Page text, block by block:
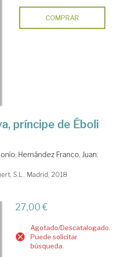
COMPRAR
príncipe de Éboli
; Hernández Franco, Juan;
S.L.. Madrid, 2018
27,00 €
Agotado/Descatalogado.
Puede solicitar
búsqueda.